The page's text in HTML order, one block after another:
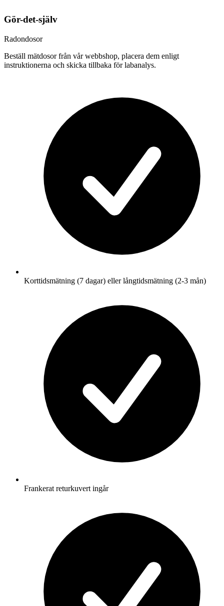
Gör-det-själv
Radondosor
Beställ mätdosor från vår webbshop, placera dem enligt
instruktionerna och skicka tillbaka för labanalys.
Korttidsmätning (7 dagar) eller långtidsmätning (2-3 mån)
Frankerat returkuvert ingår